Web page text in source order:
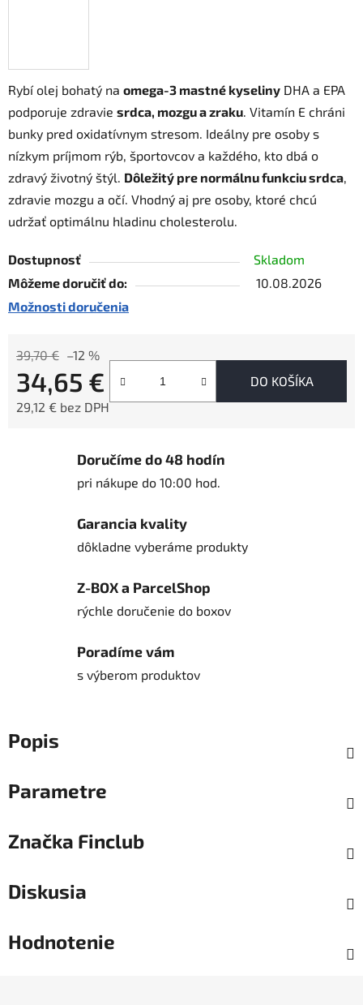
Rybí olej bohatý na omega-3 mastné kyseliny DHA a EPA
podporuje zdravie srdca, mozgu a zraku. Vitamín E chráni
bunky pred oxidatívnym stresom. Ideálny pre osoby s
nízkym príjmom rýb, športovcov a každého, kto dbá o
zdravý životný štýl. Dôležitý pre normálnu funkciu srdca,
zdravie mozgu a očí. Vhodný aj pre osoby, ktoré chcú
udržať optimálnu hladinu cholesterolu.
Dostupnosť
Skladom
Môžeme doručiť do:
10.08.2026
Možnosti doručenia
39,70 € –12 %
34,65 €
29,12 € bez DPH
DO KOŠÍKA
Doručíme do 48 hodín
pri nákupe do 10:00 hod.
Garancia kvality
dôkladne vyberáme produkty
Z-BOX a ParcelShop
rýchle doručenie do boxov
Poradíme vám
s výberom produktov
Popis
Parametre
Značka Finclub
Diskusia
Hodnotenie